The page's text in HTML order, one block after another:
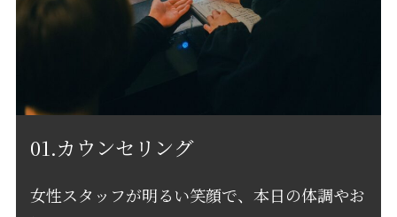
01.カウンセリング
女性スタッフが明るい笑顔で、本日の体調やお